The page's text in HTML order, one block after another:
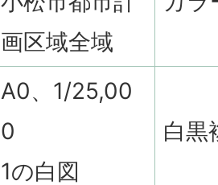
画区域全域
A0、1/25,00
0
1の白図
白黒